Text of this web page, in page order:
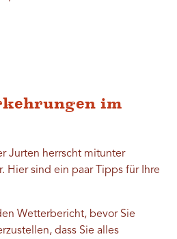
im
Jurten herrscht mitunter
Hier sind ein paar Tipps für Ihre
Wetterbericht, bevor Sie
dass Sie alles